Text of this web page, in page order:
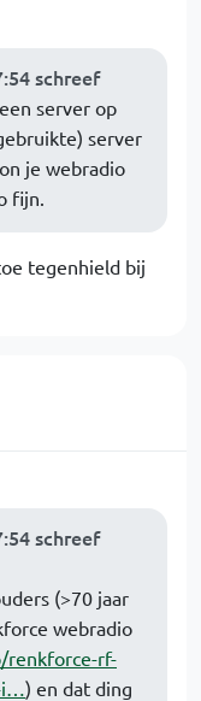
schreef
server op
server
je webradio
fijn.
tegenhield bij
schreef
(>70 jaar
webradio
renkforce-rf-
i…) en dat ding